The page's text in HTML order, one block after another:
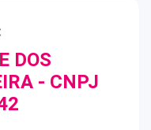
DOS
- CNPJ